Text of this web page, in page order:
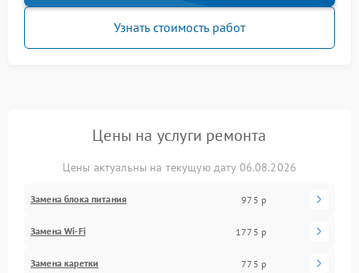
Узнать стоимость работ
Цены на услуги ремонта
Цены актуальны на текущую дату 06.08.2026
Замена блока питания 975 р
Замена Wi-Fi 1775 р
Замена каретки 775 р